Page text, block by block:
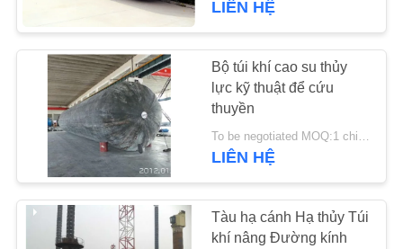
Tấm chắn bùn đầy
53
21
LIÊN HỆ
Bộ túi khí cao su thủy
lực kỹ thuật để cứu
thuyền
To be negotiated MOQ:1 chiếc
LIÊN HỆ
Tàu hạ cánh Hạ thủy Túi
khí nâng Đường kính